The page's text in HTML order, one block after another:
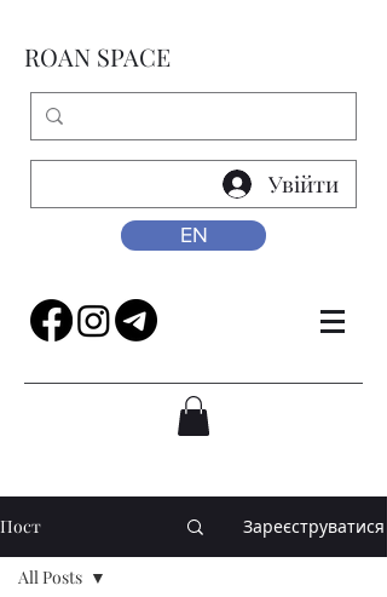
ROAN SPACE
Увійти
EN
Пост Зареєструватися
All Posts